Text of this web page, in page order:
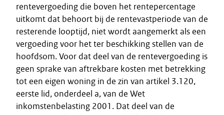
rentevergoeding die boven het rentepercentage
uitkomt dat behoort bij de rentevastperiode van de
resterende looptijd, niet wordt aangemerkt als een
vergoeding voor het ter beschikking stellen van de
hoofdsom. Voor dat deel van de rentevergoeding is
geen sprake van aftrekbare kosten met betrekking
tot een eigen woning in de zin van artikel 3.120,
eerste lid, onderdeel a, van de Wet
inkomstenbelasting 2001. Dat deel van de